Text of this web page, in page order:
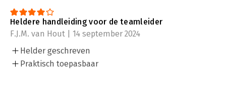
Heldere handleiding voor de teamleider
F.J.M. van Hout | 14 september 2024
Helder geschreven
Praktisch toepasbaar